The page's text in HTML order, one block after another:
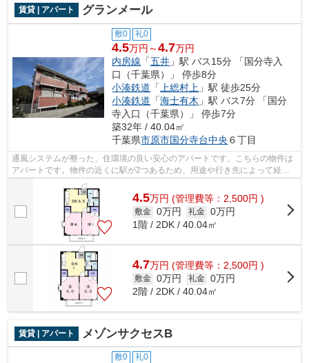
賃貸 | アパート グランメール
敷0 礼0
4.5万円～4.7万円
内房線 「五井 」駅 バス15分 「国分寺入
口（千葉県）」 停歩8分
小湊鉄道 「 上総村上 」駅 徒歩25分
小湊鉄道 「海士有木 」駅 バス7分 「国分
寺入口（千葉県）」 停歩7分
築32年 / 40.04㎡
千葉県市原市国分寺台中央 ６丁目
通風システムが整った、住環境の良い安心のアパートです。こちらの物件は
アパートです。物件の近くに駅が2つあるため、用途や行き先によって経路
を選べます。家でパソコンを使う人にぜ...
4.5万円 (管理費等：2,500円 )
敷金 0万円 礼金 0万円
1階 / 2DK / 40.04㎡
4.7万円 (管理費等：2,500円 )
敷金 0万円 礼金 0万円
2階 / 2DK / 40.04㎡
賃貸 | アパート メゾンサクセスB
敷0 礼0